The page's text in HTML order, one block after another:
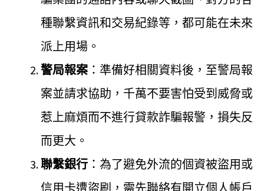
種聯繫資訊和交易紀錄等，都可能在未來
派上用場。
警局報案 ：準備好相關資料後，至警局報
案並請求協助，千萬不要害怕受到威脅或
惹上麻煩而不進行貸款詐騙報警，損失反
而更大。
聯繫銀行 ：為了避免外流的個資被盜用或
信用卡遭盜刷，需先聯絡有開立個人帳戶